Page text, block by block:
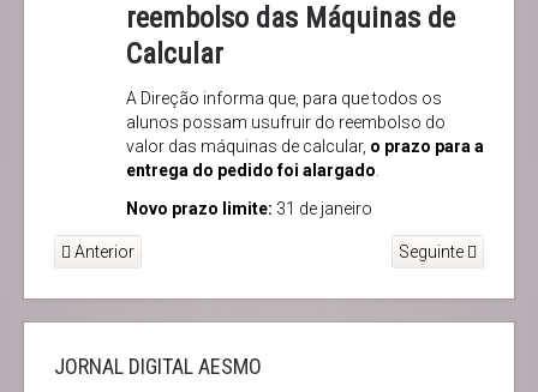
reembolso das Máquinas de
Calcular
A Direção informa que, para que todos os
alunos possam usufruir do reembolso do
valor das máquinas de calcular, o prazo para a
entrega do pedido foi alargado
Novo prazo limite: 31 de janeiro
Anterior Seguinte
JORNAL DIGITAL AESMO